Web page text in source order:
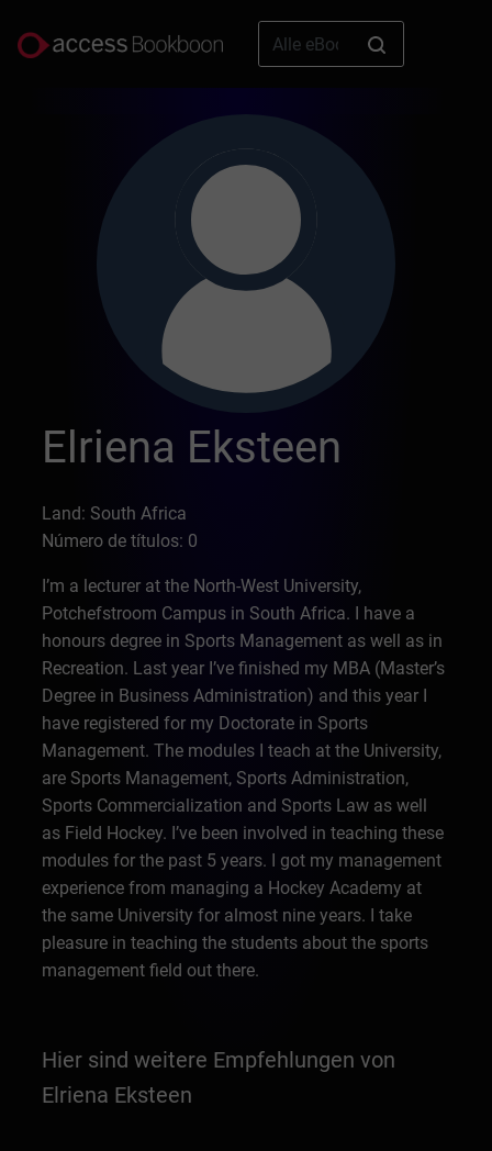
Elriena Eksteen
Land: South Africa
Número de títulos: 0
I’m a lecturer at the North-West University,
Potchefstroom Campus in South Africa. I have a
honours degree in Sports Management as well as in
Recreation. Last year I’ve finished my MBA (Master’s
Degree in Business Administration) and this year I
have registered for my Doctorate in Sports
Management. The modules I teach at the University,
are Sports Management, Sports Administration,
Sports Commercialization and Sports Law as well
as Field Hockey. I’ve been involved in teaching these
modules for the past 5 years. I got my management
experience from managing a Hockey Academy at
the same University for almost nine years. I take
pleasure in teaching the students about the sports
management field out there.
Hier sind weitere Empfehlungen von
Elriena Eksteen